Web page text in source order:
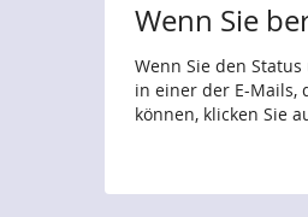
Wenn Sie
Wenn Sie den
in einer der E-Mails,
können, klicken Sie